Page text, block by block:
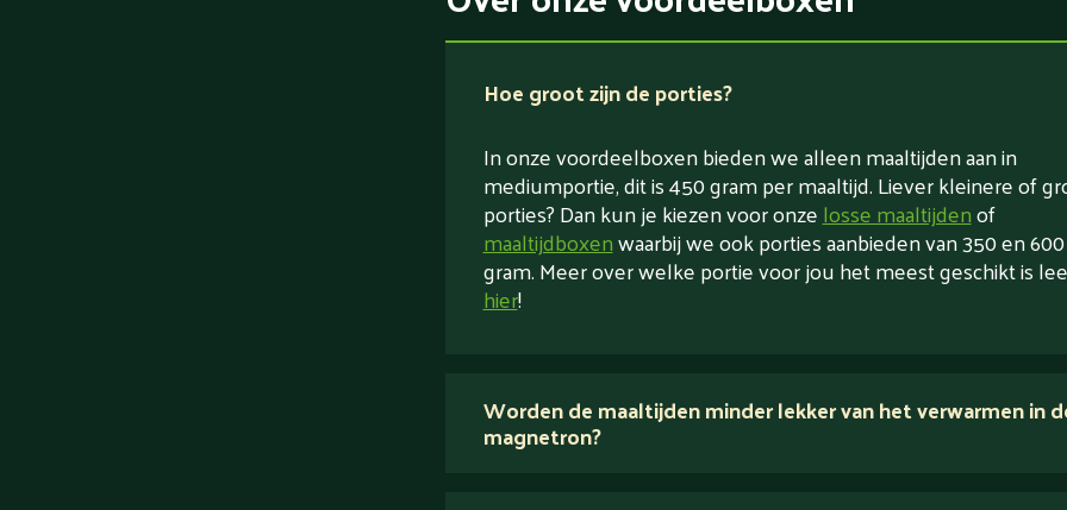
Hoe groot zijn de porties?
In onze voordeelboxen bieden we alleen maaltijden aan in
mediumportie, dit is 450 gram per maaltijd. Liever kleinere of
porties? Dan kun je kiezen voor onzelosse maaltijdenof
maaltijdboxenwaarbij we ook porties aanbieden van 350 en 600
gram. Meer over welke portie voor jou het meest geschikt is
hier!
Worden de maaltijden minder lekker van het verwarmen in
magnetron?